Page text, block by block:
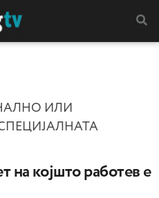
ИЛИ
на којшто работев е